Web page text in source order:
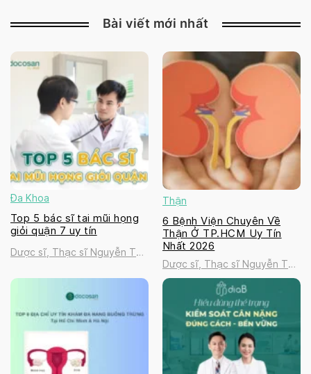
Bài viết mới nhất
Đa Khoa
Top 5 bác sĩ tai mũi họng
giỏi quận 7 uy tín
Dược sĩ, Thạc sĩ Nguyễn Thị
Thận
6 Bệnh Viện Chuyên Về
Thận Ở TP.HCM Uy Tín
Nhất 2026
Dược sĩ, Thạc sĩ Nguyễn Thị
Thanh Tú